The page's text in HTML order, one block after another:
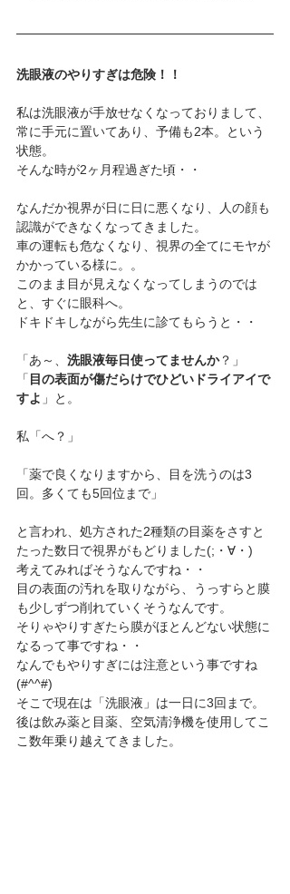
洗眼液のやりすぎは危険！！
私は洗眼液が手放せなくなっておりまして、
常に手元に置いてあり、予備も2本。という
状態。
そんな時が2ヶ月程過ぎた頃・・
なんだか視界が日に日に悪くなり、人の顔も
認識ができなくなってきました。
車の運転も危なくなり、視界の全てにモヤが
かかっている様に。。
このまま目が見えなくなってしまうのでは
と、すぐに眼科へ。
ドキドキしながら先生に診てもらうと・・
「あ～、 洗眼液毎日使ってませんか？」
「 目の表面が傷だらけでひどいドライアイで
すよ 」と。
私「へ？」
「薬で良くなりますから、目を洗うのは3
回。多くても5回位まで」
と言われ、処方された2種類の目薬をさすと
たった数日で視界がもどりました(;・∀・)
考えてみればそうなんですね・・
目の表面の汚れを取りながら、うっすらと膜
も少しずつ削れていくそうなんです。
そりゃやりすぎたら膜がほとんどない状態に
なるって事ですね・・
なんでもやりすぎには注意という事ですね
(#^^#)
そこで現在は「洗眼液」は一日に3回まで。
後は飲み薬と目薬、空気清浄機を使用してこ
こ数年乗り越えてきました。